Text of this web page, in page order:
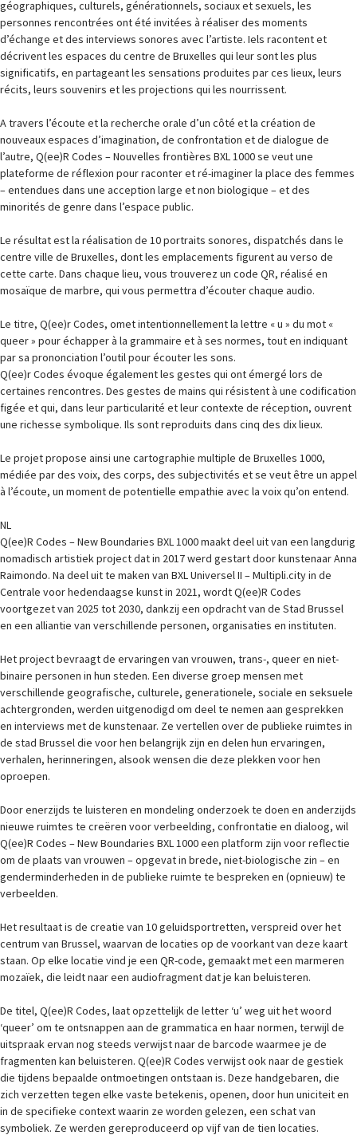
géographiques, culturels, générationnels, sociaux et sexuels, les
personnes rencontrées ont été invitées à réaliser des moments
d’échange et des interviews sonores avec l’artiste. Iels racontent et
décrivent les espaces du centre de Bruxelles qui leur sont les plus
significatifs, en partageant les sensations produites par ces lieux, leurs
récits, leurs souvenirs et les projections qui les nourrissent.
A travers l’écoute et la recherche orale d’un côté et la création de
nouveaux espaces d’imagination, de confrontation et de dialogue de
l’autre, Q(ee)R Codes – Nouvelles frontières BXL 1000 se veut une
plateforme de réflexion pour raconter et ré-imaginer la place des femmes
– entendues dans une acception large et non biologique – et des
minorités de genre dans l’espace public.
Le résultat est la réalisation de 10 portraits sonores, dispatchés dans le
centre ville de Bruxelles, dont les emplacements figurent au verso de
cette carte. Dans chaque lieu, vous trouverez un code QR, réalisé en
mosaïque de marbre, qui vous permettra d’écouter chaque audio.
Le titre, Q(ee)r Codes, omet intentionnellement la lettre « u » du mot «
queer » pour échapper à la grammaire et à ses normes, tout en indiquant
par sa prononciation l’outil pour écouter les sons.
Q(ee)r Codes évoque également les gestes qui ont émergé lors de
certaines rencontres. Des gestes de mains qui résistent à une codification
figée et qui, dans leur particularité et leur contexte de réception, ouvrent
une richesse symbolique. Ils sont reproduits dans cinq des dix lieux.
Le projet propose ainsi une cartographie multiple de Bruxelles 1000,
médiée par des voix, des corps, des subjectivités et se veut être un appel
à l’écoute, un moment de potentielle empathie avec la voix qu’on entend.
NL
Q(ee)R Codes – New Boundaries BXL 1000 maakt deel uit van een langdurig
nomadisch artistiek project dat in 2017 werd gestart door kunstenaar Anna
Raimondo. Na deel uit te maken van BXL Universel II – Multipli.city in de
Centrale voor hedendaagse kunst in 2021, wordt Q(ee)R Codes
voortgezet van 2025 tot 2030, dankzij een opdracht van de Stad Brussel
en een alliantie van verschillende personen, organisaties en instituten.
Het project bevraagt de ervaringen van vrouwen, trans-, queer en niet-
binaire personen in hun steden. Een diverse groep mensen met
verschillende geografische, culturele, generationele, sociale en seksuele
achtergronden, werden uitgenodigd om deel te nemen aan gesprekken
en interviews met de kunstenaar. Ze vertellen over de publieke ruimtes in
de stad Brussel die voor hen belangrijk zijn en delen hun ervaringen,
verhalen, herinneringen, alsook wensen die deze plekken voor hen
oproepen.
Door enerzijds te luisteren en mondeling onderzoek te doen en anderzijds
nieuwe ruimtes te creëren voor verbeelding, confrontatie en dialoog, wil
Q(ee)R Codes – New Boundaries BXL 1000 een platform zijn voor reflectie
om de plaats van vrouwen – opgevat in brede, niet-biologische zin – en
genderminderheden in de publieke ruimte te bespreken en (opnieuw) te
verbeelden.
Het resultaat is de creatie van 10 geluidsportretten, verspreid over het
centrum van Brussel, waarvan de locaties op de voorkant van deze kaart
staan. Op elke locatie vind je een QR-code, gemaakt met een marmeren
mozaïek, die leidt naar een audiofragment dat je kan beluisteren.
De titel, Q(ee)R Codes, laat opzettelijk de letter ‘u’ weg uit het woord
‘queer’ om te ontsnappen aan de grammatica en haar normen, terwijl de
uitspraak ervan nog steeds verwijst naar de barcode waarmee je de
fragmenten kan beluisteren. Q(ee)R Codes verwijst ook naar de gestiek
die tijdens bepaalde ontmoetingen ontstaan is. Deze handgebaren, die
zich verzetten tegen elke vaste betekenis, openen, door hun uniciteit en
in de specifieke context waarin ze worden gelezen, een schat van
symboliek. Ze werden gereproduceerd op vijf van de tien locaties.